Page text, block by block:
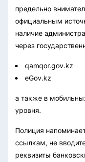
предельно
официальным
наличие
через
qamqor.gov.kz
eGov.kz
а также в
уровня.
Полиция
ссылкам, не
реквизиты